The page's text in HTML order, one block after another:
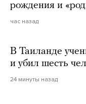
рождения и
час назад
В Таиланде
и убил шесть
24 минуты назад